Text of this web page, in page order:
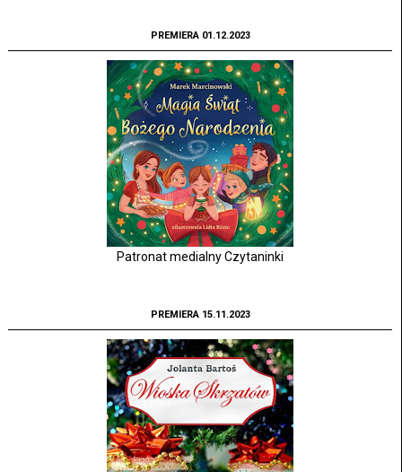
PREMIERA 01.12.2023
Patronat medialny Czytaninki
PREMIERA 15.11.2023